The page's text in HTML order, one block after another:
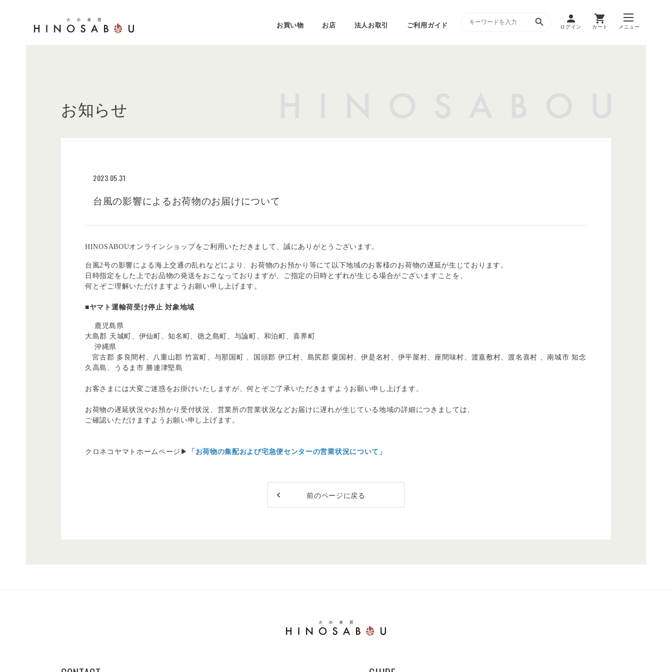
お買い物 お店 法人お取引 ご利用ガイド ログイン カート メニュー
お知らせ
2023.05.31
台風の影響によるお荷物のお届けについて
HINOSABOUオンラインショップをご利用いただきまして、誠にありがとうございます。
台風2号の影響による海上交通の乱れなどにより、お荷物のお預かり等にて以下地域のお客様のお荷物の遅延が生じております。
日時指定をした上でお品物の発送をおこなっておりますが、ご指定の日時とずれが生じる場合がございますことを、
何とぞご理解いただけますようお願い申し上げます。
■ヤマト運輸荷受け停止 対象地域
鹿児島県
大島郡 天城町、伊仙町、知名町、徳之島町、与論町、和泊町、喜界町
沖縄県
宮古郡 多良間村、八重山郡 竹富町、与那国町 、国頭郡 伊江村、島尻郡 粟国村、伊是名村、伊平屋村、座間味村、渡嘉敷村、渡名喜村 、南城市 知念
久高島、うるま市 勝連津堅島
お客さまには大変ご迷惑をお掛けいたしますが、何とぞご了承いただきますようお願い申し上げます。
お荷物の遅延状況やお預かり受付状況、営業所の営業状況などお届けに遅れが生じている地域の詳細につきましては、
ご確認いただけますようお願い申し上げます。
クロネコヤマトホームページ▶ 「お荷物の集配および宅急便センターの営業状況について」
前のページに戻る